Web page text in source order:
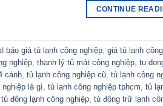
CONTINUE
báo giá tủ lạnh công nghiệp, giá tủ lạnh
nghiệp, thanh lý tủ mát công nghiệp, tu
cánh, tủ lạnh công nghiệp cũ, tủ lạnh công
là gì, tủ lạnh công nghiệp tphcm, tủ
tủ đông lạnh công nghiệp, tủ đông trữ lạnh